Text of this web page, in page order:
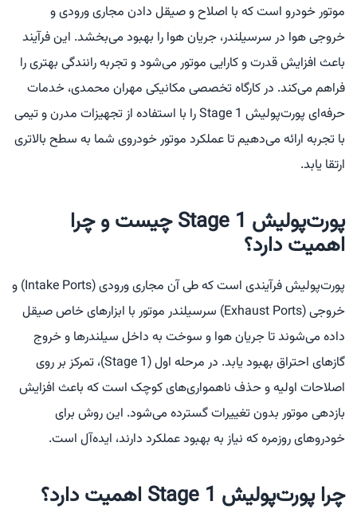
موتور خودرو است که با اصلاح و صیقل دادن مجاری ورودی و
خروجی هوا در سرسیلندر، جریان هوا را بهبود می‌بخشد. این فرآیند
باعث افزایش قدرت و کارایی موتور می‌شود و تجربه رانندگی بهتری را
فراهم می‌کند. در کارگاه تخصصی مکانیکی مهران محمدی، خدمات
حرفه‌ای پورت‌پولیش Stage 1 را با استفاده از تجهیزات مدرن و تیمی
با تجربه ارائه می‌دهیم تا عملکرد موتور خودروی شما به سطح بالاتری
ارتقا یابد.
پورت‌پولیش Stage 1 چیست و چرا
اهمیت دارد؟
پورت‌پولیش فرآیندی است که طی آن مجاری ورودی (Intake Ports) و
خروجی (Exhaust Ports) سرسیلندر موتور با ابزارهای خاص صیقل
داده می‌شوند تا جریان هوا و سوخت به داخل سیلندرها و خروج
گازهای احتراق بهبود یابد. در مرحله اول (Stage 1)، تمرکز بر روی
اصلاحات اولیه و حذف ناهمواری‌های کوچک است که باعث افزایش
بازدهی موتور بدون تغییرات گسترده می‌شود. این روش برای
خودروهای روزمره که نیاز به بهبود عملکرد دارند، ایده‌آل است.
چرا پورت‌پولیش Stage 1 اهمیت دارد؟